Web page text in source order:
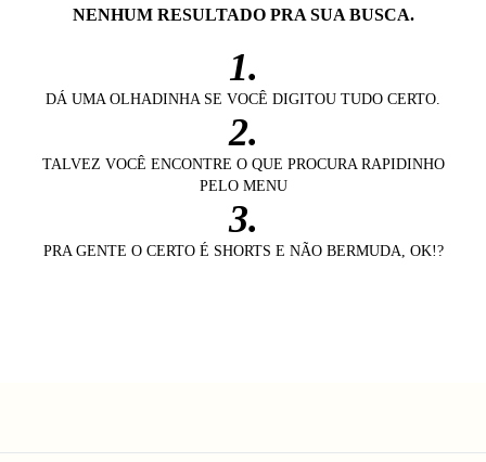
NENHUM RESULTADO PRA SUA BUSCA.
1.
DÁ UMA OLHADINHA SE VOCÊ DIGITOU TUDO CERTO.
2.
TALVEZ VOCÊ ENCONTRE O QUE PROCURA RAPIDINHO
PELO MENU
3.
PRA GENTE O CERTO É SHORTS E NÃO BERMUDA, OK!?